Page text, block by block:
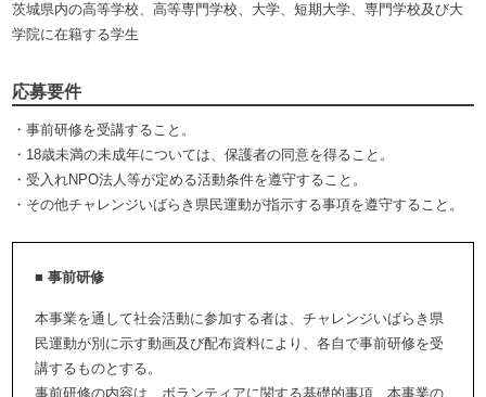
茨城県内の高等学校、高等専門学校、大学、短期大学、専門学校及び大
学院に在籍する学生
応募要件
・事前研修を受講すること。
・18歳未満の未成年については、保護者の同意を得ること。
・受入れNPO法人等が定める活動条件を遵守すること。
・その他チャレンジいばらき県民運動が指示する事項を遵守すること。
■ 事前研修
本事業を通して社会活動に参加する者は、チャレンジいばらき県
民運動が別に示す動画及び配布資料により、各自で事前研修を受
講するものとする。
事前研修の内容は、ボランティアに関する基礎的事項、本事業の